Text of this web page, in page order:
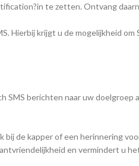
te zetten. Ontvang
Hierbij krijgt u de mogelijkheid
SMS berichten naar uw
bij de kapper of een herinnering
en vermindert u